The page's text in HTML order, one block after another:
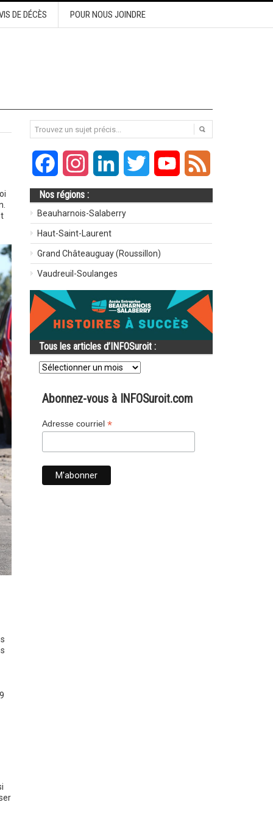
DE DÉCÈS POUR NOUS JOINDRE
FacebookInstagramLinkedIn Twitter YouTube
Nos régions :
Beauharnois-Salaberry
Haut-Saint-Laurent
Grand Châteauguay (Roussillon)
Vaudreuil-Soulanges
Tous les articles d’INFOSuroit :
Tous
les
d’INFOSuroit
Abonnez-vous à INFOSuroit.com
Adresse courriel *